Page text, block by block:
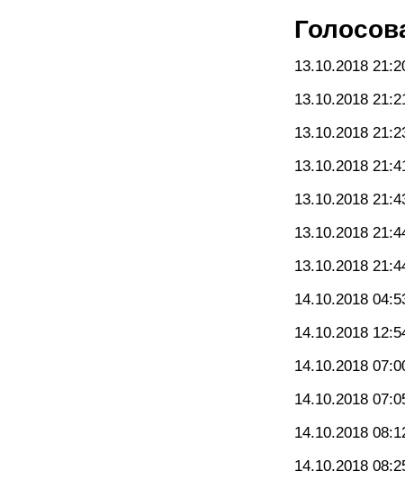
13.10.2018
13.10.2018
13.10.2018
13.10.2018
13.10.2018
13.10.2018
13.10.2018
14.10.2018
14.10.2018
14.10.2018
14.10.2018
14.10.2018
14.10.2018